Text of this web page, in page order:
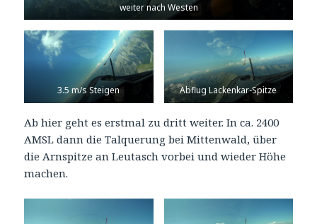
weiter nach Westen
3.5 m/s Steigen Abflug Lackenkar-Spitze
Ab hier geht es erstmal zu dritt weiter. In ca. 2400
AMSL dann die Talquerung bei Mittenwald, über
die Arnspitze an Leutasch vorbei und wieder Höhe
machen.